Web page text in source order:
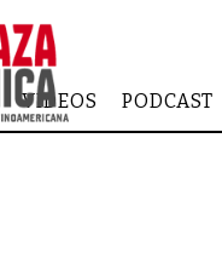
VIDEOS PODCAST